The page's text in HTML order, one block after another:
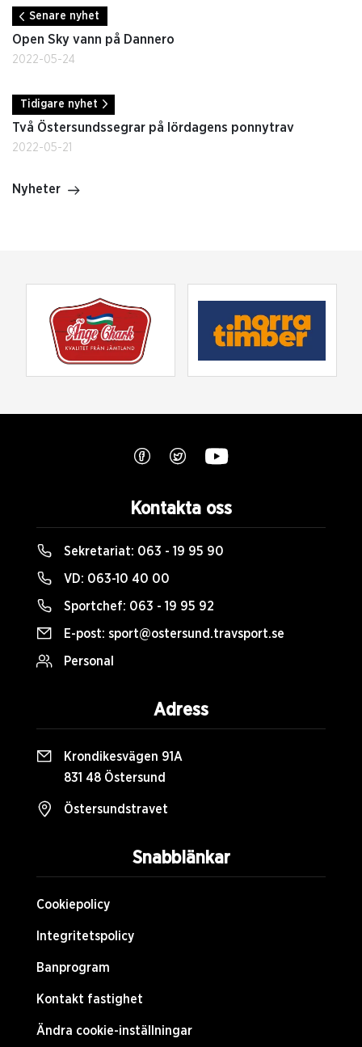
Senare nyhet
Open Sky vann på Dannero
2022-05-24
Tidigare nyhet
Två Östersundssegrar på lördagens ponnytrav
2022-05-21
Nyheter
Snabblänkar
Cookiepolicy
Integritetspolicy
Banprogram
Kontakt fastighet
Ändra cookie-inställningar
Kontakta oss
Sekretariat: 063 - 19 95 90
VD: 063-10 40 00
Sportchef: 063 - 19 95 92
E-post: sport@ostersund.travsport.se
Personal
Adress
Krondikesvägen 91A
831 48 Östersund
Östersundstravet